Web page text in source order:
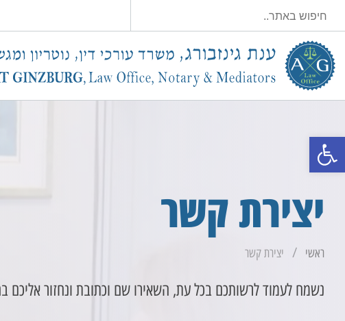
יצירת קשר
ראשי / יצירת קשר
נשמח לעמוד לרשותכם בכל עת, השאירו שם וכתובת ונחזור
פתח סרגל נגישות